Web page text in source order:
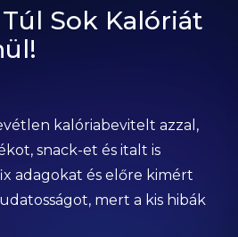
Sok Kalóriát
kalóriabevitelt azzal,
snack-et és italt is
adagokat és előre kimért
mert a kis hibák